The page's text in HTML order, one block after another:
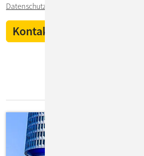
Datenschutzerklärung